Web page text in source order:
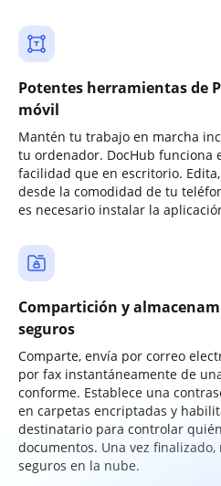
Potentes herramientas de
móvil
Mantén tu trabajo en marcha
tu ordenador. DocHub funciona
facilidad que en escritorio.
desde la comodidad de tu
es necesario instalar la
Compartición y
seguros
Comparte, envía por correo
por fax instantáneamente de
conforme. Establece una
en carpetas encriptadas y
destinatario para controlar
documentos. Una vez
seguros en la nube.